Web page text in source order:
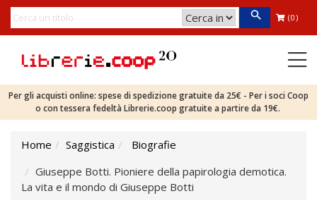
(0)
Per gli acquisti online: spese di spedizione gratuite da 25€ - Per i soci Coop
o con tessera fedeltà Librerie.coop gratuite a partire da 19€.
Home Saggistica
Biografie
Giuseppe Botti. Pioniere della papirologia demotica.
La vita e il mondo di Giuseppe Botti